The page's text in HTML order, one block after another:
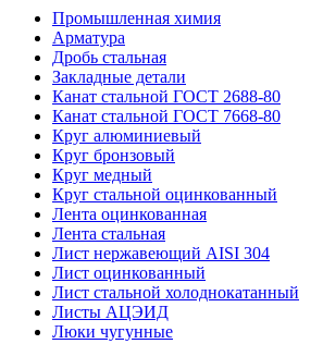
Промышленная химия
Арматура
Дробь стальная
Закладные детали
Канат стальной ГОСТ 2688-80
Канат стальной ГОСТ 7668-80
Круг алюминиевый
Круг бронзовый
Круг медный
Круг стальной оцинкованный
Лента оцинкованная
Лента стальная
Лист нержавеющий AISI 304
Лист оцинкованный
Лист стальной холоднокатанный
Листы АЦЭИД
Люки чугунные